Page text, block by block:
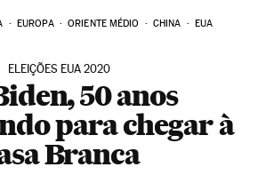
EUROPA ORIENTE MÉDIO CHINA EUA
ELEIÇÕES EUA 2020
50 anos
para chegar à
Branca